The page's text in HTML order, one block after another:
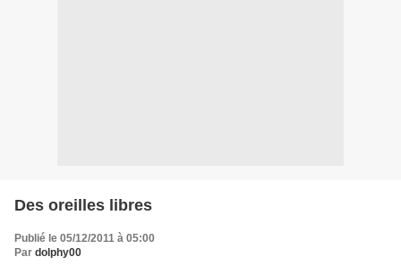
Des oreilles libres
Publié le 05/12/2011 à 05:00
Par dolphy00